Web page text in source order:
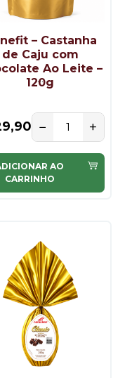
– Castanha
de Caju com
Ao Leite –
120g
...
− +
AO
CARRINHO